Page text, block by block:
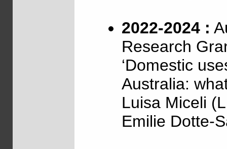
2022-2024 :
Research
‘Domestic
Australia:
Luisa Miceli
Emilie Dotte-